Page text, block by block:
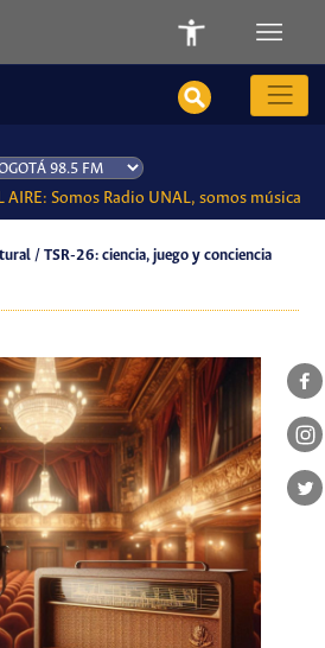
AIRE: Somos Radio UNAL, somos música
/ TSR-26: ciencia, juego y conciencia